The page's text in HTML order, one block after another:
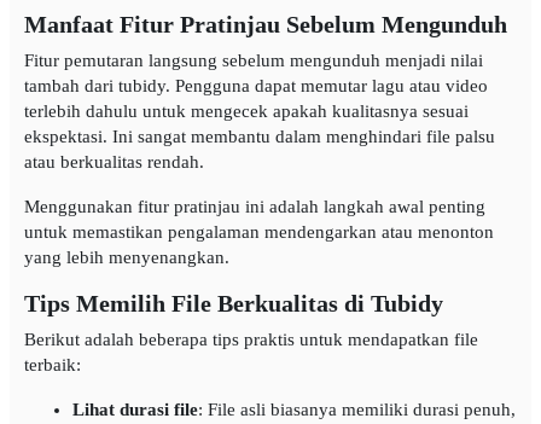
Manfaat Fitur Pratinjau Sebelum Mengunduh
Fitur pemutaran langsung sebelum mengunduh menjadi nilai
tambah dari tubidy. Pengguna dapat memutar lagu atau video
terlebih dahulu untuk mengecek apakah kualitasnya sesuai
ekspektasi. Ini sangat membantu dalam menghindari file palsu
atau berkualitas rendah.
Menggunakan fitur pratinjau ini adalah langkah awal penting
untuk memastikan pengalaman mendengarkan atau menonton
yang lebih menyenangkan.
Tips Memilih File Berkualitas di Tubidy
Berikut adalah beberapa tips praktis untuk mendapatkan file
terbaik:
Lihat durasi file: File asli biasanya memiliki durasi penuh,